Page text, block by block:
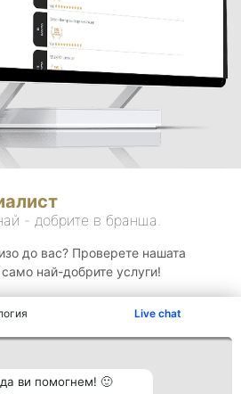
Live chat
ви помогнем! 🙂
- добрите в бранша.
до вас? Проверете нашата
най-добрите услуги!